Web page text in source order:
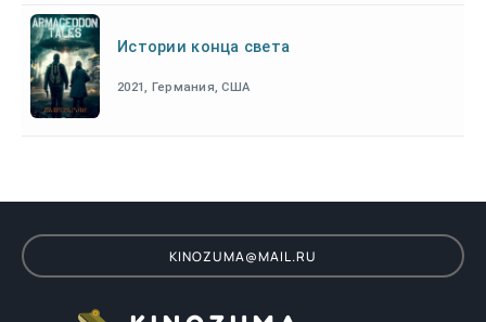
Истории конца света
2021, Германия, США
KINOZUMA@MAIL.RU